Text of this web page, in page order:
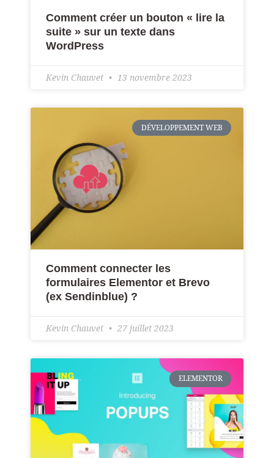
Comment créer un bouton « lire la
suite » sur un texte dans
WordPress
Kevin Chauvet 13 novembre 2023
DÉVELOPPEMENT WEB
Comment connecter les
formulaires Elementor et Brevo
(ex Sendinblue) ?
Kevin Chauvet 27 juillet 2023
ELEMENTOR